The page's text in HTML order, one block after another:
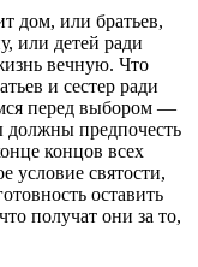
дом, или братьев,
или детей ради
вечную. Что
и сестер ради
перед выбором —
должны предпочесть
концов всех
условие святости,
оставить
получат они за то,